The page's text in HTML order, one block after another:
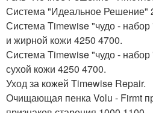
Система "Идеальное Решение"
Система Timewise "чудо -
и жирной кожи 4250 4700.
Система Timewise "чудо -
сухой кожи 4250 4700.
Уход за кожей Timewise Repair.
Очищающая пенка Volu - Firmt